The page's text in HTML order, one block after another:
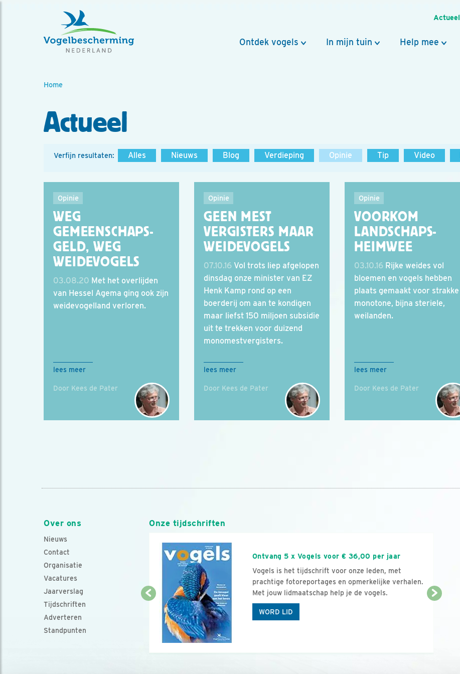
Actueel
Ontdek vogels In mijn tuin Help mee
Home
Actueel
Verfijn resultaten: Alles Nieuws Blog Verdieping Opinie Tip Video
Opinie
WEG
GEMEENSCHAPS-
GELD, WEG
WEIDEVOGELS
03.08.20 Met het overlijden
van Hessel Agema ging ook zijn
weidevogelland verloren.
lees meer
Door Kees de Pater
Opinie
GEEN MEST
VERGISTERS MAAR
WEIDEVOGELS
07.10.16 Vol trots liep afgelopen
dinsdag onze minister van EZ
Henk Kamp rond op een
boerderij om aan te kondigen
maar liefst 150 miljoen subsidie
uit te trekken voor duizend
monomestvergisters.
lees meer
Door Kees de Pater
Opinie
VOORKOM
LANDSCHAPS-
HEIMWEE
03.10.16 Rijke weides vol
bloemen en vogels hebben
plaats gemaakt voor strakke
monotone, bijna steriele,
weilanden.
lees meer
Door Kees de Pater
Over ons
Nieuws
Contact
Organisatie
Vacatures
Jaarverslag
Tijdschriften
Adverteren
Standpunten
Onze tijdschriften
Ontvang 5 x Vogels voor € 36,00 per jaar
Vogels is het tijdschrift voor onze leden, met
prachtige fotoreportages en opmerkelijke verhalen.
Met jouw lidmaatschap help je de vogels.
WORD LID